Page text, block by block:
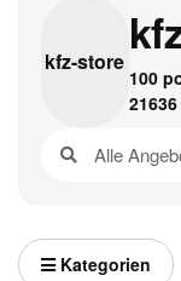
kfz-store
100
21636
Kategorien